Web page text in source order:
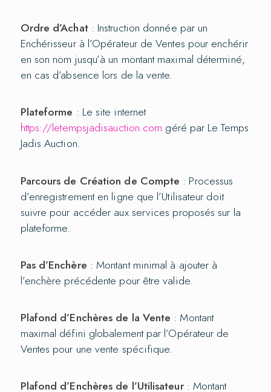
Ordre d’Achat: Instruction donnée par un
Enchérisseur à l’Opérateur de Ventes pour enchérir
en son nom jusqu’à un montant maximal déterminé,
en cas d’absence lors de la vente.
Plateforme : Le site internet
https://letempsjadisauction.com géré par Le Temps
Jadis Auction.
Parcours de Création de Compte : Processus
d’enregistrement en ligne que l’Utilisateur doit
suivre pour accéder aux services proposés sur la
plateforme.
Pas d’Enchère : Montant minimal à ajouter à
l’enchère précédente pour être valide.
Plafond d’Enchères de la Vente : Montant
maximal défini globalement par l’Opérateur de
Ventes pour une vente spécifique.
Plafond d’Enchères de l’Utilisateur: Montant